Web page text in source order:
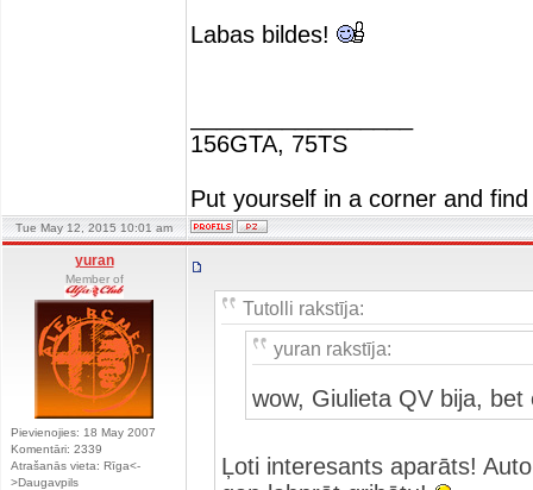
Labas bildes!
156GTA, 75TS
Put yourself in a corner and
Tue May 12, 2015 10:01 am
yuran
Member of
Pievienojies: 18 May 2007
Komentāri: 2339
Atrašanās vieta: Rīga<-
>Daugavpils
Tutolli rakstīja:
yuran rakstīja:
wow, Giulieta QV bija,
Ļoti interesants aparāts!